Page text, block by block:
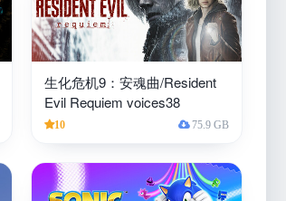
生化危机9：安魂曲/Resident
Evil Requiem voices38
10 75.9 GB